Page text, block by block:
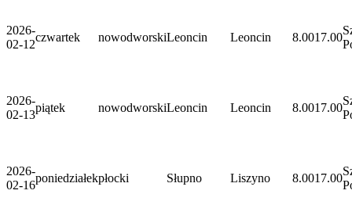
2026-
02-12
czwartek nowodworskiLeoncin Leoncin 8.0017.00
2026-
02-13
piątek nowodworskiLeoncin Leoncin 8.0017.00
2026-
02-16
poniedziałekpłocki Słupno Liszyno 8.0017.00